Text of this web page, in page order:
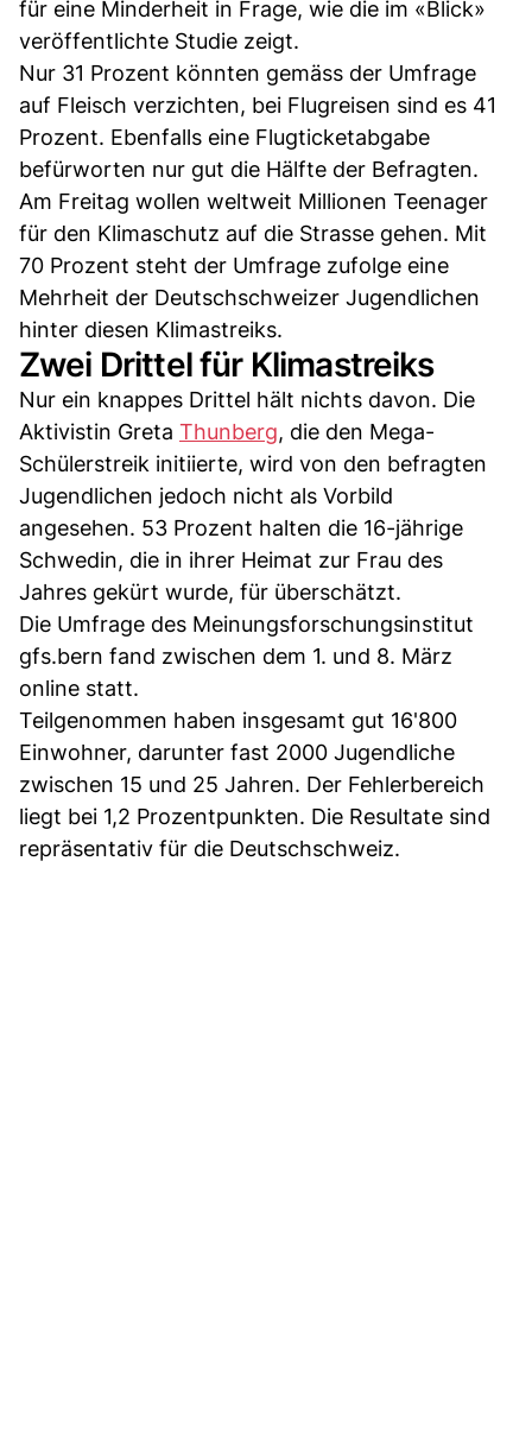
für eine Minderheit in Frage, wie die im «Blick»
veröffentlichte Studie zeigt.
Nur 31 Prozent könnten gemäss der Umfrage
auf Fleisch verzichten, bei Flugreisen sind es 41
Prozent. Ebenfalls eine Flugticketabgabe
befürworten nur gut die Hälfte der Befragten.
Am Freitag wollen weltweit Millionen Teenager
für den Klimaschutz auf die Strasse gehen. Mit
70 Prozent steht der Umfrage zufolge eine
Mehrheit der Deutschschweizer Jugendlichen
hinter diesen Klimastreiks.
Zwei Drittel für Klimastreiks
Nur ein knappes Drittel hält nichts davon. Die
Aktivistin Greta Thunberg, die den Mega-
Schülerstreik initiierte, wird von den befragten
Jugendlichen jedoch nicht als Vorbild
angesehen. 53 Prozent halten die 16-jährige
Schwedin, die in ihrer Heimat zur Frau des
Jahres gekürt wurde, für überschätzt.
Die Umfrage des Meinungsforschungsinstitut
gfs.bern fand zwischen dem 1. und 8. März
online statt.
Teilgenommen haben insgesamt gut 16'800
Einwohner, darunter fast 2000 Jugendliche
zwischen 15 und 25 Jahren. Der Fehlerbereich
liegt bei 1,2 Prozentpunkten. Die Resultate sind
repräsentativ für die Deutschschweiz.